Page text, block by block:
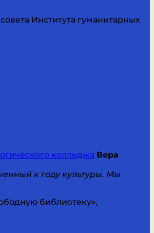
Института гуманитарных
колледжа Вера
к году культуры. Мы
библиотеку»,